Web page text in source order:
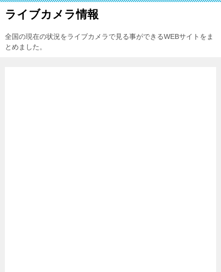
ライブカメラ情報
全国の現在の状況をライブカメラで見る事ができるWEBサイトをま
とめました。